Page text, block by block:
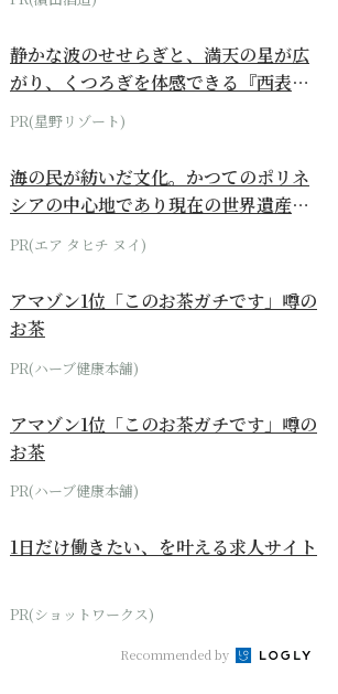
静かな波のせせらぎと、満天の星が広
がり、くつろぎを体感できる『西表島
ホテル by...
PR(星野リゾート)
海の民が紡いだ文化。かつてのポリネ
シアの中心地であり現在の世界遺産か
らみえてくる...
PR(エア タヒチ ヌイ)
アマゾン1位「このお茶ガチです」噂の
お茶
PR(ハーブ健康本舗)
アマゾン1位「このお茶ガチです」噂の
お茶
PR(ハーブ健康本舗)
1日だけ働きたい、を叶える求人サイト
PR(ショットワークス)
Recommended by